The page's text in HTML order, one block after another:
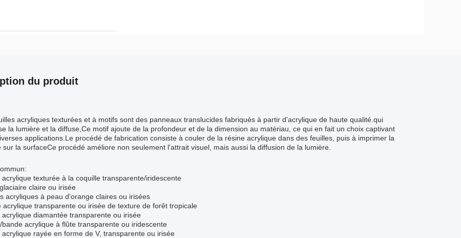
du produit
acryliques texturées et à motifs sont des panneaux translucides fabriqués à partir d'acrylique de haute qualité.qui
la lumière et la diffuse,Ce motif ajoute de la profondeur et de la dimension au matériau, ce qui en fait un choix captivant
applications.Le procédé de fabrication consiste à couler de la résine acrylique dans des feuilles, puis à imprimer la
sur la surfaceCe procédé améliore non seulement l'attrait visuel, mais aussi la diffusion de la lumière.
acrylique texturée à la coquille transparente/iridescente
claire ou irisée
acryliques à peau d'orange claires ou irisées
acrylique transparente ou irisée de texture de forêt tropicale
acrylique diamantée transparente ou irisée
bande acrylique à flûte transparente ou iridescente
acrylique rayée en forme de V, transparente ou irisée